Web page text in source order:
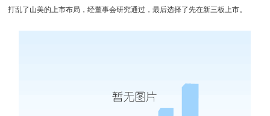
打乱了山美的上市布局，经董事会研究通过，最后选择了先在新三板上市。